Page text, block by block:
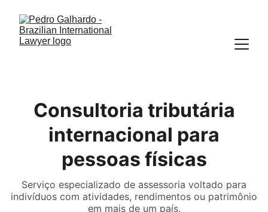
Consultoria tributária
internacional para
pessoas físicas
Serviço especializado de assessoria voltado para
indivíduos com atividades, rendimentos ou patrimônio
em mais de um país.